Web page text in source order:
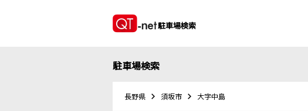
駐車場検索
駐車場検索
長野県 須坂市 大字中島